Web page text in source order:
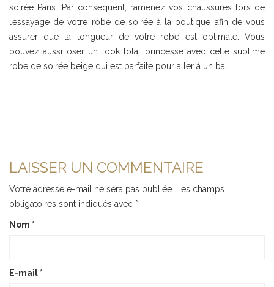
soirée Paris. Par conséquent, ramenez vos chaussures lors de
l’essayage de votre robe de soirée à la boutique afin de vous
assurer que la longueur de votre robe est optimale. Vous
pouvez aussi oser un look total princesse avec cette sublime
robe de soirée beige qui est parfaite pour aller à un bal.
LAISSER UN COMMENTAIRE
Votre adresse e-mail ne sera pas publiée. Les champs
obligatoires sont indiqués avec *
Nom *
E-mail *